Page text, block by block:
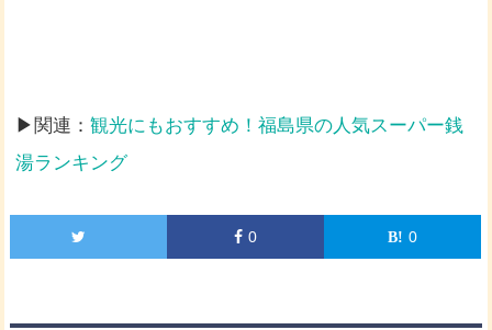
▶関連：観光にもおすすめ！福島県の人気スーパー銭
湯ランキング
0 0